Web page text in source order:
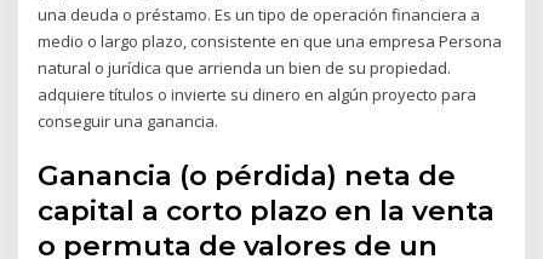
una deuda o préstamo. Es un tipo de operación financiera a
medio o largo plazo, consistente en que una empresa Persona
natural o jurídica que arrienda un bien de su propiedad.
adquiere títulos o invierte su dinero en algún proyecto para
conseguir una ganancia.
Ganancia (o pérdida) neta de
capital a corto plazo en la venta
o permuta de valores de un